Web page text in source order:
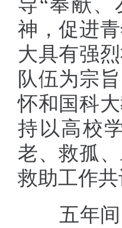
导“奉献
神，促进
大具有强
队伍为宗
怀和国科
持以高校
老、救孤
救助工作
五年